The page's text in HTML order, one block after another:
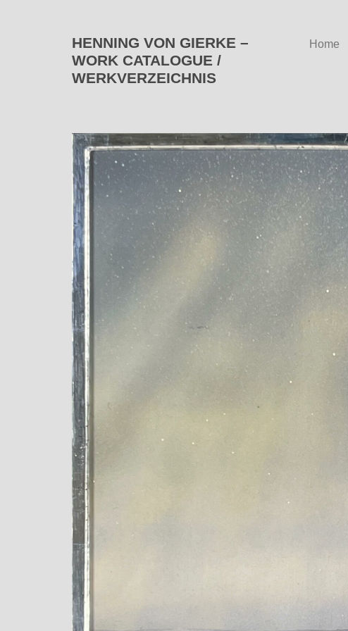
HENNING VON GIERKE –
WORK CATALOGUE /
WERKVERZEICHNIS
Home